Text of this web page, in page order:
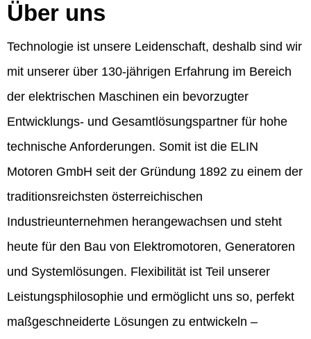
Über uns
Technologie ist unsere Leidenschaft, deshalb sind wir
mit unserer über 130-jährigen Erfahrung im Bereich
der elektrischen Maschinen ein bevorzugter
Entwicklungs- und Gesamtlösungspartner für hohe
technische Anforderungen. Somit ist die ELIN
Motoren GmbH seit der Gründung 1892 zu einem der
traditionsreichsten österreichischen
Industrieunternehmen herangewachsen und steht
heute für den Bau von Elektromotoren, Generatoren
und Systemlösungen. Flexibilität ist Teil unserer
Leistungsphilosophie und ermöglicht uns so, perfekt
maßgeschneiderte Lösungen zu entwickeln –